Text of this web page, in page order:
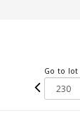
Go to lot